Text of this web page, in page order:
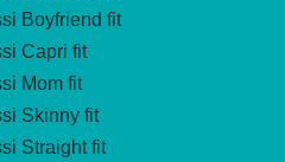
Boyfriend fit
Capri fit
Mom fit
Skinny fit
Straight fit